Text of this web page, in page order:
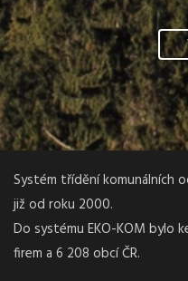
Systém třídění komunálních
již od roku 2000.
Do systému EKO-KOM bylo
firem a 6 208 obcí ČR.